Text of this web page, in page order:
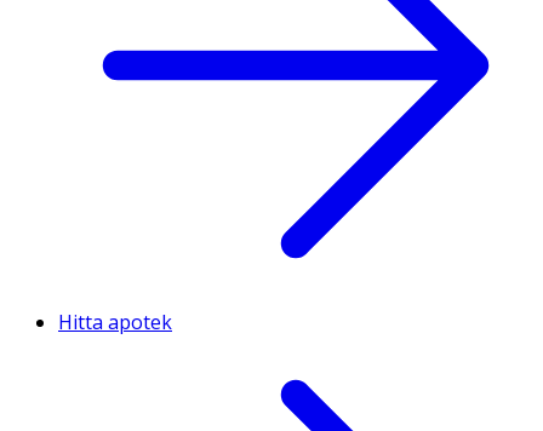
Hitta apotek